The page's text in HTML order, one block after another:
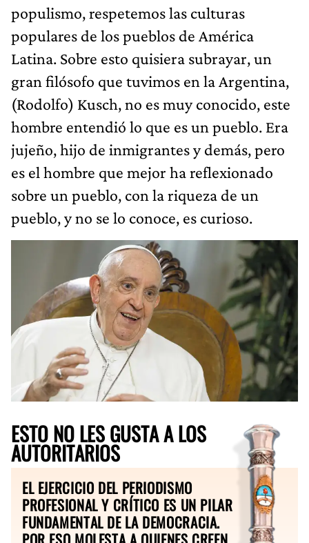
populismo, respetemos las culturas
populares de los pueblos de América
Latina. Sobre esto quisiera subrayar, un
gran filósofo que tuvimos en la Argentina,
(Rodolfo) Kusch, no es muy conocido, este
hombre entendió lo que es un pueblo. Era
jujeño, hijo de inmigrantes y demás, pero
es el hombre que mejor ha reflexionado
sobre un pueblo, con la riqueza de un
pueblo, y no se lo conoce, es curioso.
ESTO NO LES GUSTA A LOS
AUTORITARIOS
EL EJERCICIO DEL PERIODISMO
PROFESIONAL Y CRÍTICO ES UN PILAR
FUNDAMENTAL DE LA DEMOCRACIA.